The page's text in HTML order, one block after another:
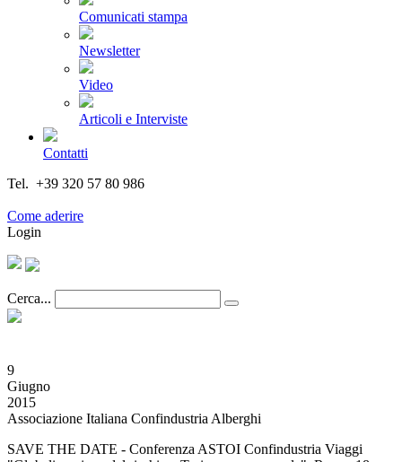
Comunicati stampa
Newsletter
Video
Articoli e Interviste
Contatti
Tel. +39 320 57 80 986
Come aderire
Login
Cerca...
9
Giugno
2015
Associazione Italiana Confindustria Alberghi
SAVE THE DATE - Conferenza ASTOI Confindustria Viaggi